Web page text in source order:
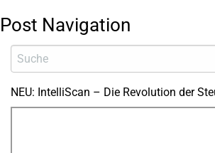
Post Navigation
NEU: IntelliScan – Die Revolution der